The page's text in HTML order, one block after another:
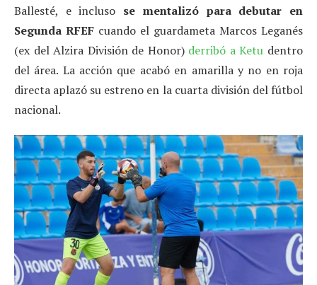
Ballesté, e incluso se mentalizó para debutar en
Segunda RFEF cuando el guardameta Marcos Leganés
(ex del Alzira División de Honor) derribó a Ketu dentro
del área. La acción que acabó en amarilla y no en roja
directa aplazó su estreno en la cuarta división del fútbol
nacional.